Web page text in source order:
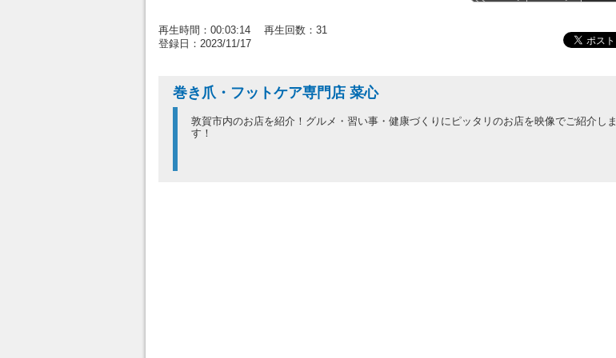
再生時間：00:03:14 再生回数：31
登録日：2023/11/17
巻き爪・フットケア専門店 菜心
敦賀市内のお店を紹介！グルメ・習い事・健康づくりにピッタリのお店を映像でご紹介しま
す！